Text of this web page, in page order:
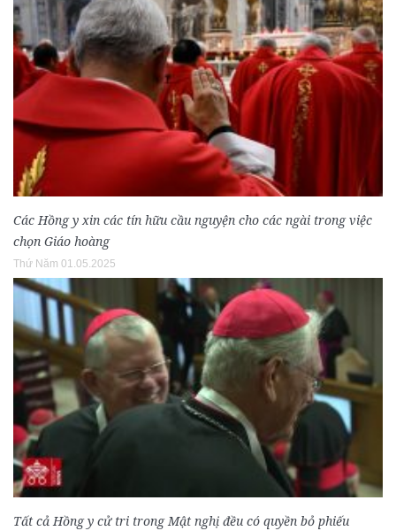
Các Hồng y xin các tín hữu cầu nguyện cho các ngài trong việc
chọn Giáo hoàng
Thứ Năm 01.05.2025
Tất cả Hồng y cử tri trong Mật nghị đều có quyền bỏ phiếu